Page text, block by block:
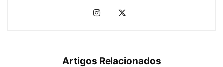
Artigos Relacionados